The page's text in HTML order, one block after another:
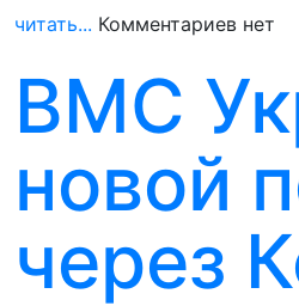
читать... Комментариев нет
ВМС
новой
через